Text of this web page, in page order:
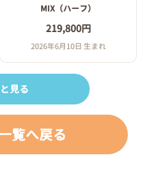
MIX（ハーフ）
219,800円
2026年6月10日 生まれ
見る
覧へ戻る